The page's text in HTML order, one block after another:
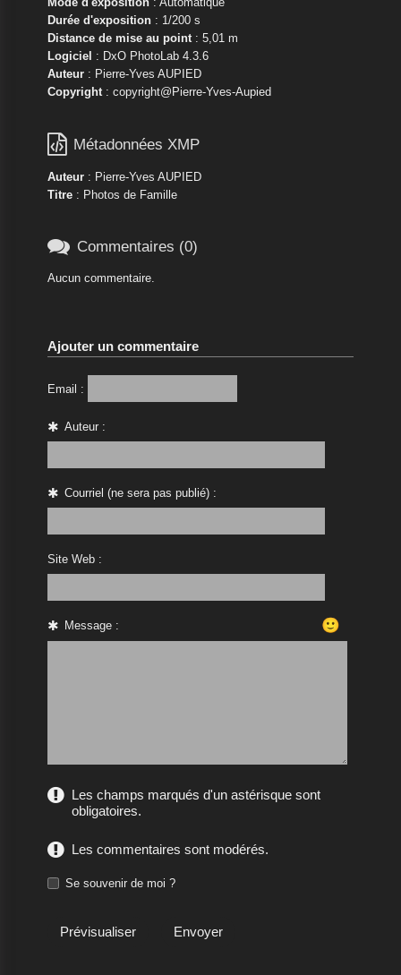
Durée d'exposition: 1/200 s
Distance de mise au point: 5,01 m
Logiciel : DxO PhotoLab 4.3.6
Auteur: Pierre-Yves AUPIED
Copyright: copyright@Pierre-Yves-Aupied
 Métadonnées XMP
Auteur: Pierre-Yves AUPIED
Titre: Photos de Famille
 Commentaires (0)
Aucun commentaire.
Ajouter un commentaire
Email :
Auteur :
Courriel (ne sera pas publié) :
Site Web :
Message : 🙂
Les champs marqués d'un astérisque sont
obligatoires.
Les commentaires sont modérés.
Se souvenir de moi ?